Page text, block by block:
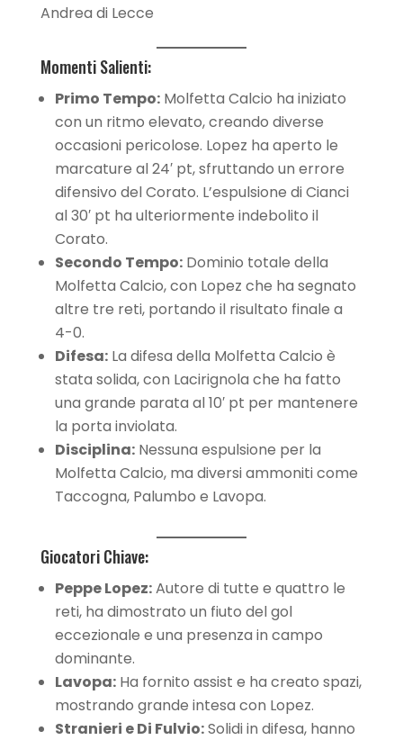
Andrea di Lecce
Momenti Salienti:
Primo Tempo:Molfetta Calcio ha iniziato
con un ritmo elevato, creando diverse
occasioni pericolose. Lopez ha aperto le
marcature al 24′ pt, sfruttando un errore
difensivo del Corato. L’espulsione di Cianci
al 30′ pt ha ulteriormente indebolito il
Corato.
Secondo Tempo:Dominio totale della
Molfetta Calcio, con Lopez che ha segnato
altre tre reti, portando il risultato finale a
4-0.
Difesa:La difesa della Molfetta Calcio è
stata solida, con Lacirignola che ha fatto
una grande parata al 10′ pt per mantenere
la porta inviolata.
Disciplina:Nessuna espulsione per la
Molfetta Calcio, ma diversi ammoniti come
Taccogna, Palumbo e Lavopa.
Giocatori Chiave:
Peppe Lopez:Autore di tutte e quattro le
reti, ha dimostrato un fiuto del gol
eccezionale e una presenza in campo
dominante.
Lavopa:Ha fornito assist e ha creato spazi,
mostrando grande intesa con Lopez.
Stranieri e Di Fulvio:Solidi in difesa, hanno